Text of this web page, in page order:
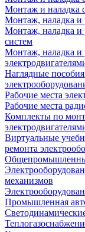
Монтаж и наладка
Монтаж, наладка и
Монтаж, наладка и
систем
Монтаж, наладка и
Наглядные
Рабочие места
Рабочие места
Комплекты по
Виртуальные
ремонта
механизмов
Промышленная